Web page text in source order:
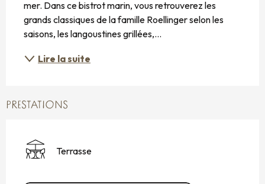
mer. Dans ce bistrot marin, vous retrouverez les
grands classiques de la famille Roellinger selon les
saisons, les langoustines grillées,...
Lire la suite
PRESTATIONS
Terrasse